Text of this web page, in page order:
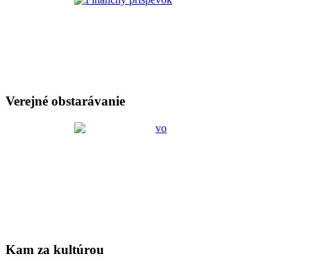
Verejné obstarávanie
Kam za kultúrou